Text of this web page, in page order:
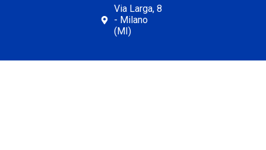
Via Larga, 8
- Milano
(MI)